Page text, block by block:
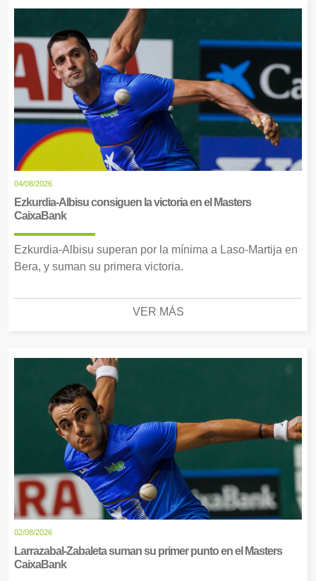
04/08/2026
Ezkurdia-Albisu consiguen la victoria en el Masters
CaixaBank
Ezkurdia-Albisu superan por la mínima a Laso-Martija en
Bera, y suman su primera victoria.
VER MÁS
02/08/2026
Larrazabal-Zabaleta suman su primer punto en el Masters
CaixaBank